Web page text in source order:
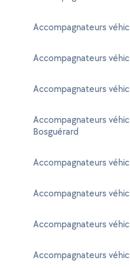
Accompagnateurs
Accompagnateurs
Accompagnateurs
Accompagnateurs
Bosguérard
Accompagnateurs
Accompagnateurs
Accompagnateurs
Accompagnateurs